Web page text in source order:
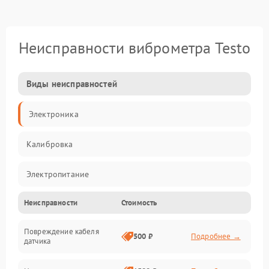
Неисправности виброметра Testo
Виды неисправностей
Электроника
Калибровка
Электропитание
Датчики
Измерения
Электроника/Механические
Неисправности Стоимость
Повреждение кабеля
датчика
500 ₽ Подробнее →